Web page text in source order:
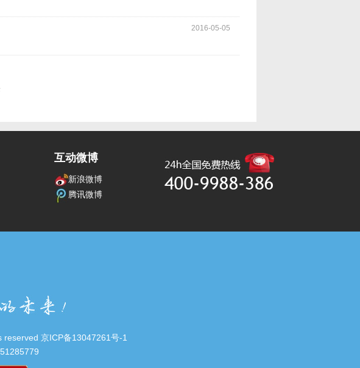
2016-05-05
互动微博
新浪微博
腾讯微博
京ICP备13047261号-1